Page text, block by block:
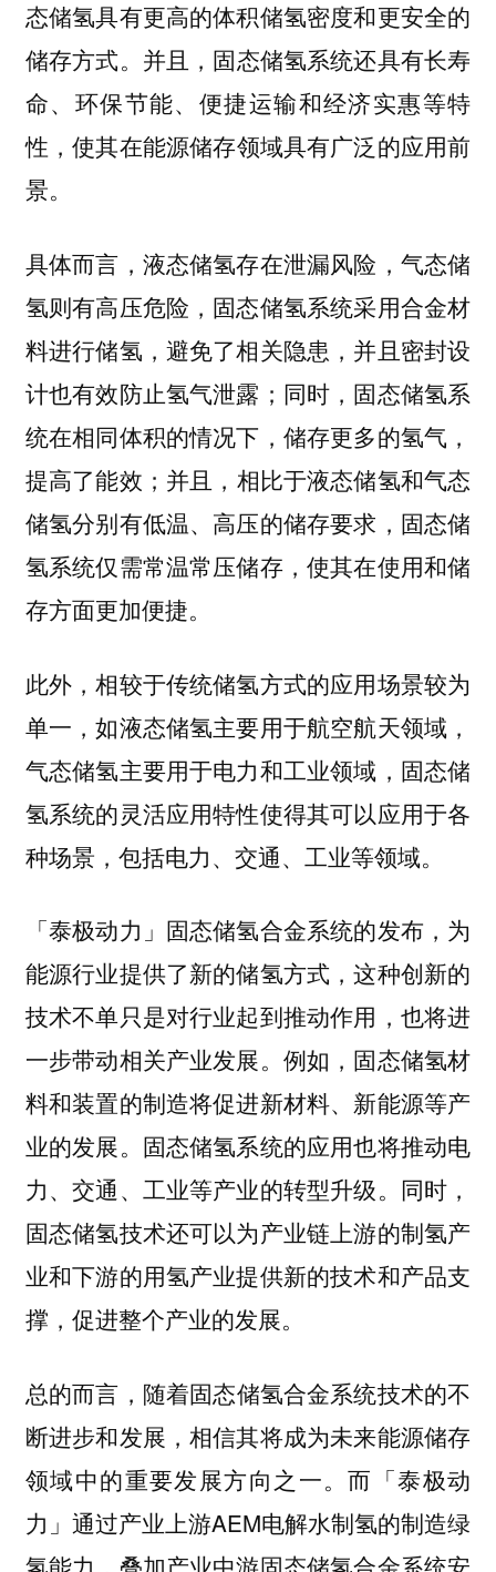
态储氢具有更高的体积储氢密度和更安全的
储存方式。并且， 固态储氢系统还具有长寿
命、环保节能、便捷运输和经济实惠等特
性，使其在能源储存领域具有广泛的应用前
景。
具体而言，液态储氢存在泄漏风险，气态储
氢则有高压危险，固态储氢系统采用合金材
料进行储氢，避免了相关隐患，并且密封设
计也有效防止氢气泄露；同时，固态储氢系
统在相同体积的情况下，储存更多的氢气，
提高了能效；并且，相比于液态储氢和气态
储氢分别有低温、高压的储存要求，固态储
氢系统仅需常温常压储存，使其在使用和储
存方面更加便捷。
此外，相较于传统储氢方式的应用场景较为
单一，如液态储氢主要用于航空航天领域，
气态储氢主要用于电力和工业领域， 固态储
氢系统的灵活应用特性使得其可以应用于各
种场景，包括电力、交通、工业等领域。
「泰极动力」固态储氢合金系统的发布，为
能源行业提供了新的储氢方式，这种创新的
技术不单只是对行业起到推动作用，也将进
一步带动相关产业发展。例如，固态储氢材
料和装置的制造将促进新材料、新能源等产
业的发展。固态储氢系统的应用也将推动电
力、交通、工业等产业的转型升级。 同时，
固态储氢技术还可以为产业链上游的制氢产
业和下游的用氢产业提供新的技术和产品支
撑，促进整个产业的发展。
总的而言， 随着固态储氢合金系统技术的不
断进步和发展，相信其将成为未来能源储存
领域中的重要发展方向之一。而「泰极动
力」通过产业上游AEM电解水制氢的制造绿
氢能力，叠加产业中游固态储氢合金系统安